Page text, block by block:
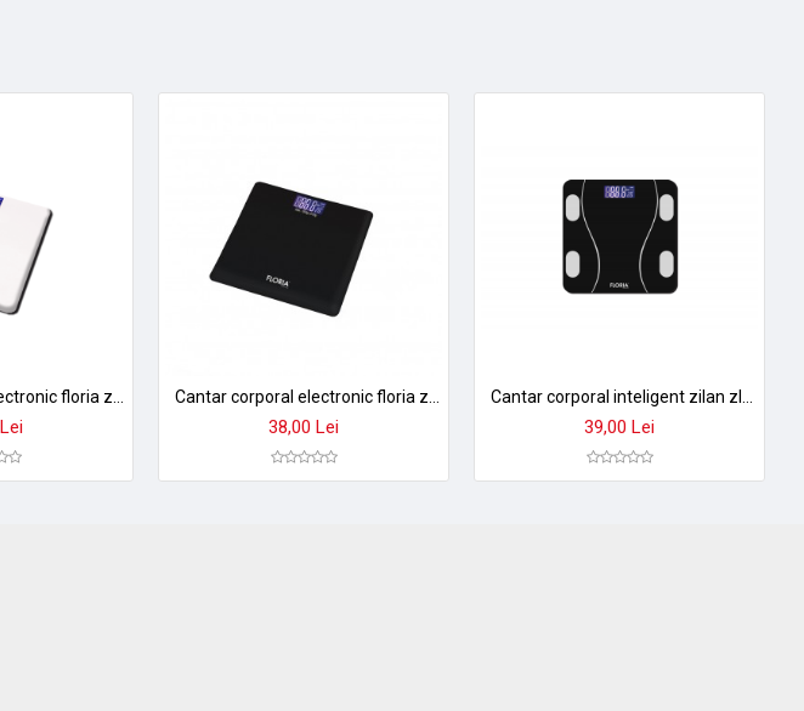
Cantar corporal electronic floria zln7683 - sticla securizata, 180kg, display lcd, auto on/off Cantar corporal electronic floria zln7684 - sticla securizata, capacitate 180kg, display lcd, precizie 50g
38,00 Lei
Cantar corporal inteligent zilan zln8962 - sticla securizata, 3-180kg, aplicatie okok, display lcd
39,00 Lei